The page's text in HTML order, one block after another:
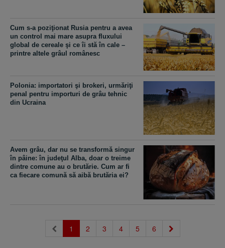
Cum s-a poziţionat Rusia pentru a avea
un control mai mare asupra fluxului
global de cereale şi ce îi stă în cale –
printre altele grâul românesc
Polonia: importatori şi brokeri, urmăriţi
penal pentru importuri de grâu tehnic
din Ucraina
Avem grâu, dar nu se transformă singur
în pâine: în judeţul Alba, doar o treime
dintre comune au o brutărie. Cum ar fi
ca fiecare comună să aibă brutăria ei?
1 (current)
2 3 4 5 6